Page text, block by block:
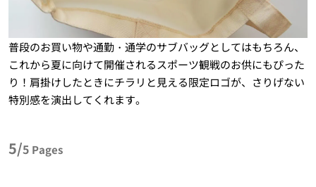
普段のお買い物や通勤・通学のサブバッグとしてはもちろん、
これから夏に向けて開催されるスポーツ観戦のお供にもぴった
り！肩掛けしたときにチラリと見える限定ロゴが、さりげない
特別感を演出してくれます。
5/5 Pages